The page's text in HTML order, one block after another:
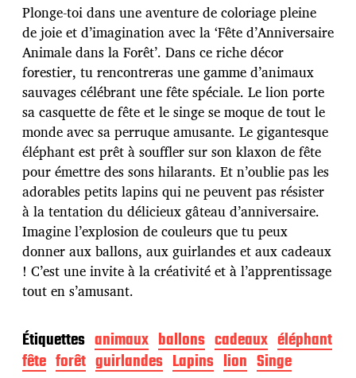
e
p
u
b
l
i
c
a
t
i
o
n
Plonge-toi dans une aventure de coloriage pleine
de joie et d’imagination avec la ‘Fête d’Anniversaire
Animale dans la Forêt’. Dans ce riche décor
forestier, tu rencontreras une gamme d’animaux
sauvages célébrant une fête spéciale. Le lion porte
sa casquette de fête et le singe se moque de tout le
monde avec sa perruque amusante. Le gigantesque
éléphant est prêt à souffler sur son klaxon de fête
pour émettre des sons hilarants. Et n’oublie pas les
adorables petits lapins qui ne peuvent pas résister
à la tentation du délicieux gâteau d’anniversaire.
Imagine l’explosion de couleurs que tu peux
donner aux ballons, aux guirlandes et aux cadeaux
! C’est une invite à la créativité et à l’apprentissage
tout en s’amusant.
Étiquettes animaux ballons cadeaux éléphant
fête forêt guirlandes Lapins lion Singe